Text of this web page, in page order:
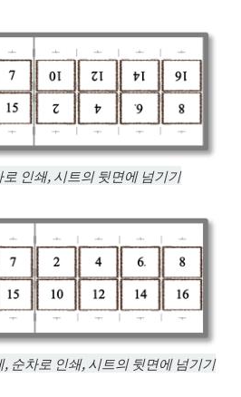
인쇄, 시트의 뒷면에 넘기기
순차로 인쇄, 시트의 뒷면에 넘기기